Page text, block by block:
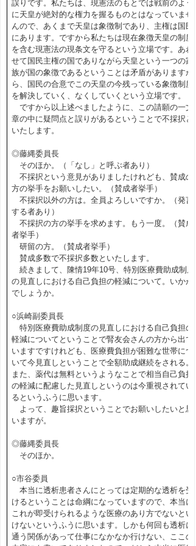
誤りです。私たちは、現憲法のもとでは戦前のよう
に天皇が絶対的な権力を握るものとはなっていませ
んので、あくまで天皇は象徴制であり、主権は国民
にあります。ですから私たちは現在象徴天皇の制度
を含む現憲法の現条文を守るという立場です。あわ
せて国民主権の国でありながら天皇という一つの家
族が国の象徴であるということは矛盾がありますか
ら、国民の合意でこの天皇の今残っている象徴制度
を解決していく、なくしていくという立場です。
ですから以上述べましたように、この請願の一文
章の中に疑問点と誤りがあるということで不採択と
いたします。
◎藤縄委員長
そのほか。（「なし」と呼ぶ者あり）
不採択という意見がありましたけれども、賛成の
方の挙手をお願いしたい。（賛成者挙手）
不採択以外の方は。全員よろしいですか。（発言
する者あり）
不採択の方の挙手を求めます。もう一度。（賛成
者挙手）
研留の方。（賛成者挙手）
賛成多数で不採択多数といたします。
続きまして、陳情19年10号、特別医療費助成制度
の見直しにおける自己負担の軽減について。いかが
でしょうか。
○浜崎副委員長
特別医療費助成制度の見直しにおける自己負担の
軽減についてということで腎友会さんの方から出て
いますですけれども、医療費負担が困難な世帯につ
いて今見直しということで全額助成継続をされる。
また、薬代は無料というようなことで相当自己負担
の軽減に配慮した見直しというのは今重視されてい
るというふうに思います。
よって、趣旨採択ということでお願いしたいと思
いますが。
◎藤縄委員長
そのほか。
○市谷委員
本当に透析患者さんにとっては定期的な透析を受
けるということは命綱になっていますので、本当に
これが即受けられるような医療のあり方でないとい
けないというふうに思います。しかも何回も透析に
通う関係があって仕事になかなか行けない、ここの